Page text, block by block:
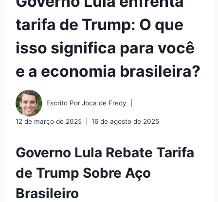
tarifa de Trump: O que
isso significa para você
e a economia brasileira?
Escrito PorJoca de Fredy
12 de março de 2025 16 de agosto de 2025
Governo Lula Rebate Tarifa
de Trump Sobre Aço
Brasileiro